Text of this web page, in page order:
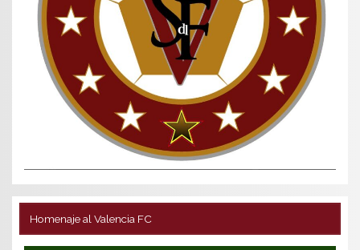
Homenaje al Valencia FC